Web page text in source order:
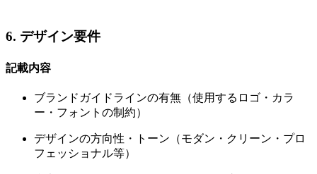
6. デザイン要件
記載内容
ブランドガイドラインの有無（使用するロゴ・カラ
ー・フォントの制約）
デザインの方向性・トーン（モダン・クリーン・プロ
フェッショナル等）